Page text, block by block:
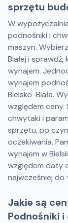
sprzętu
W
podnośniki i
maszyn.
Białej i
wynajem.
wynajem
Bielsko-Biała.
względem ceny.
chwytaki i
sprzętu, po
oczekiwania.
wynajem w
względem daty
najwcześniej
Jakie są
Podnośniki